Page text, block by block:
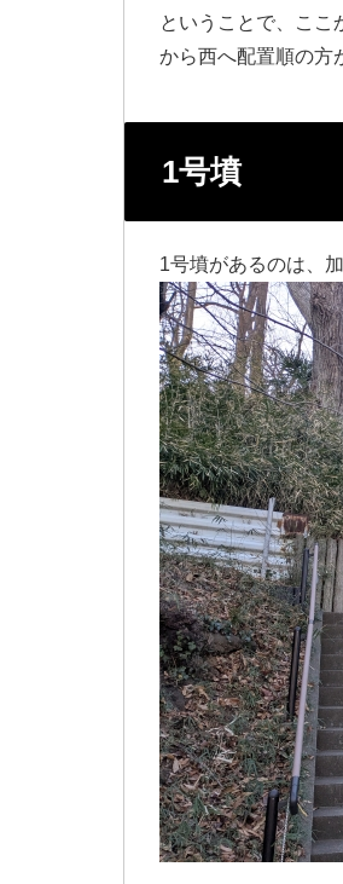
ということで、ここ
から西へ配置順の方
1号墳
1号墳があるのは、